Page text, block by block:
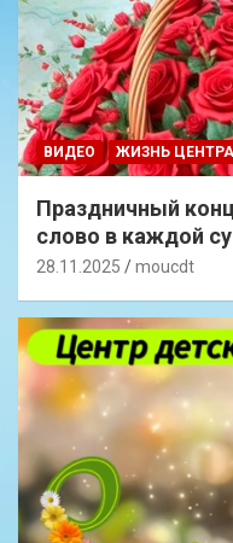
ВИДЕО ЖИЗНЬ ЦЕНТРА
Праздничный
слово в каждой
28.11.2025 moucdt